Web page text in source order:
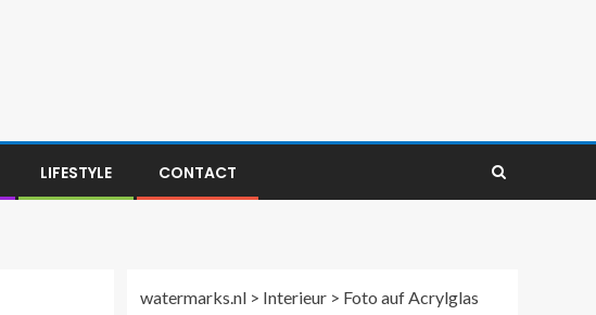
LIFESTYLE CONTACT
watermarks.nl > Interieur > Foto auf Acrylglas